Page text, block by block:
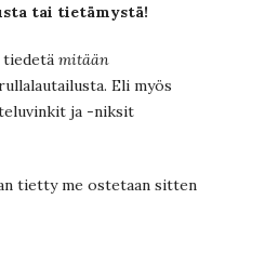
tai tietämystä!
tiedetä mitään
Eli myös
ja -niksit
tietty me ostetaan sitten